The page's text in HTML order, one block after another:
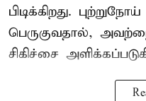
பிடிக்கிறது.
பெருகுவதால்,
சிகிச்சை